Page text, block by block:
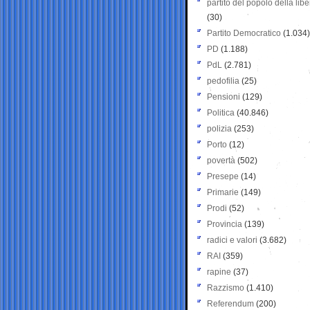
partito del popolo della
(30)
Partito Democratico (1.034)
PD (1.188)
PdL (2.781)
pedofilia (25)
Pensioni (129)
Politica (40.846)
polizia (253)
Porto (12)
povertà (502)
Presepe (14)
Primarie (149)
Prodi (52)
Provincia (139)
radici e valori (3.682)
RAI (359)
rapine (37)
Razzismo (1.410)
Referendum (200)